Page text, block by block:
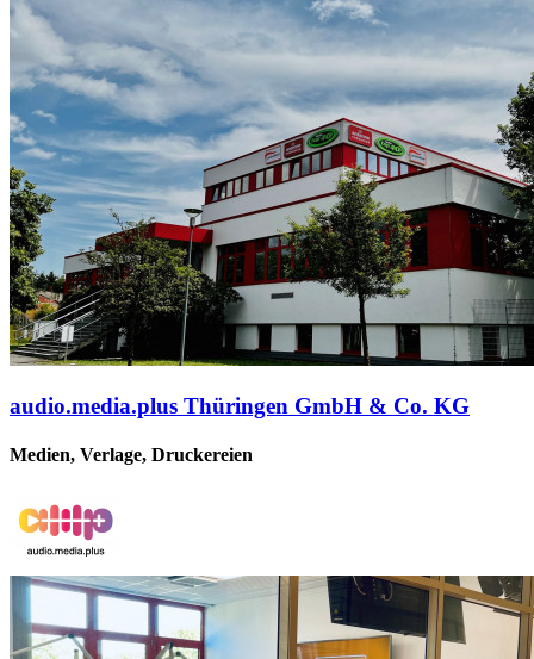
audio.media.plus Thüringen GmbH & Co. KG
Medien, Verlage, Druckereien